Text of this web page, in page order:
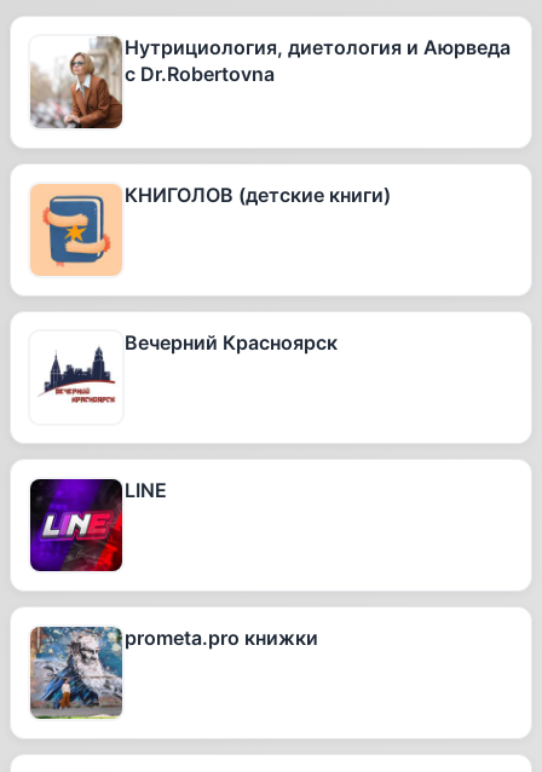
Нутрициология, диетология и Аюрведа
с Dr.Robertovna
КНИГОЛОВ (детские книги)
Вечерний Красноярск
LINE
prometa.pro книжки